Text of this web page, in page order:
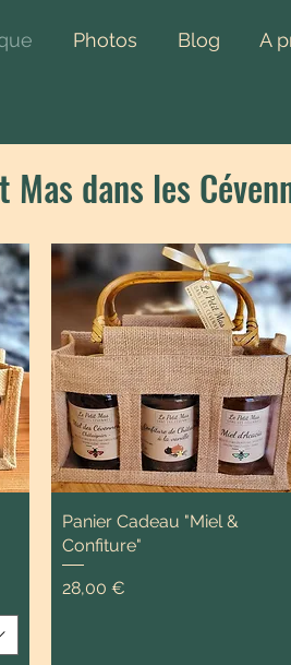
Photos Blog A
dans les
Panier Cadeau "Miel &
Confiture"
Prix
28,00 €